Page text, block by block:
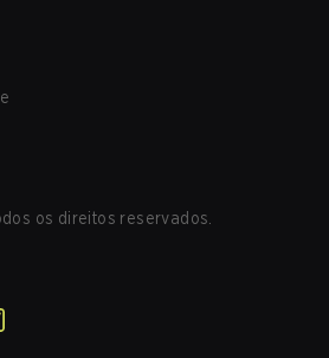
os direitos reservados.